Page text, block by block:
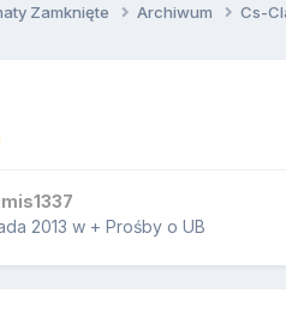
Zamknięte Archiwum Cs-
2013 w + Prośby o UB